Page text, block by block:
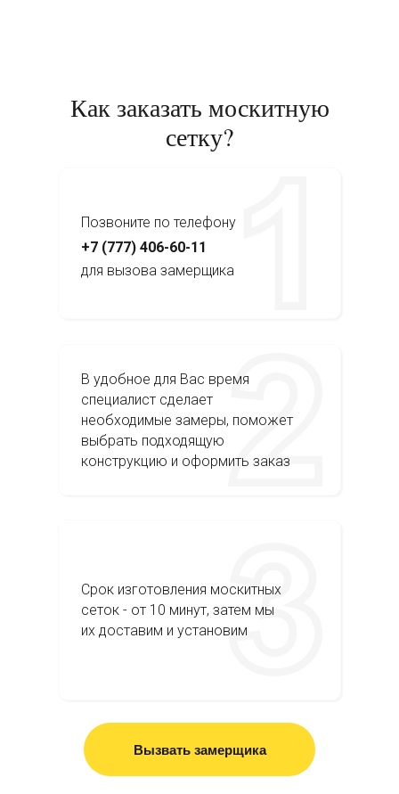
Как заказать москитную
сетку?
Позвоните по телефону
В удобное для Вас время
специалист сделает
необходимые замеры, поможет
выбрать подходящую
конструкцию и оформить заказ
Срок изготовления москитных
сеток - от 10 минут, затем мы
их доставим и установим
+7 (777) 406-60-11
для вызова замерщика
Вызвать замерщика